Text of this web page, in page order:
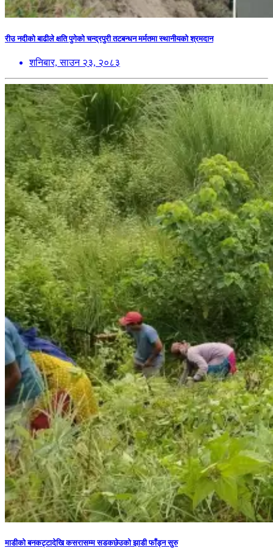
रीउ नदीको बाढीले क्षति पुगेको चन्द्रपुरी तटबन्धन मर्मतमा स्थानीयको श्रमदान
शनिबार, साउन २३, २०८३
माडीको बनकट्टादेखि कसरासम्म सडकछेउको झाडी फाँड्न सुरु